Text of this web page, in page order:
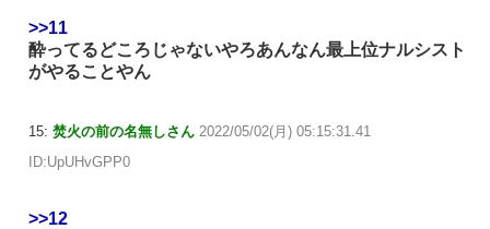
>>11
酔ってるどころじゃないやろあんなん最上位ナルシスト
がやることやん
15: 焚火の前の名無しさん 2022/05/02(月) 05:15:31.41
ID:UpUHvGPP0
>>12